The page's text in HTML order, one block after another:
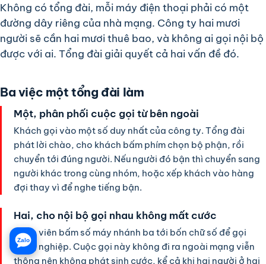
Không có tổng đài, mỗi máy điện thoại phải có một
đường dây riêng của nhà mạng. Công ty hai mươi
người sẽ cần hai mươi thuê bao, và không ai gọi nội bộ
được với ai. Tổng đài giải quyết cả hai vấn đề đó.
Ba việc một tổng đài làm
Một, phân phối cuộc gọi từ bên ngoài
Khách gọi vào một số duy nhất của công ty. Tổng đài
phát lời chào, cho khách bấm phím chọn bộ phận, rồi
chuyển tới đúng người. Nếu người đó bận thì chuyển sang
người khác trong cùng nhóm, hoặc xếp khách vào hàng
đợi thay vì để nghe tiếng bận.
Hai, cho nội bộ gọi nhau không mất cước
Nhân viên bấm số máy nhánh ba tới bốn chữ số để gọi
đồng nghiệp. Cuộc gọi này không đi ra ngoài mạng viễn
thông nên không phát sinh cước, kể cả khi hai người ở hai
Zalo